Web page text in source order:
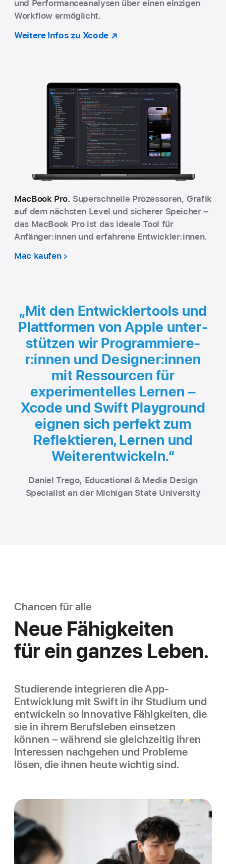
und Perfor­mance­analysen über einen einzigen
Workflow ermöglicht.
Weitere Infos zu Xcode
MacBook Pro. Superschnelle Pro­zessoren, Grafik
auf dem nächsten Level und sicherer Speicher –
das MacBook Pro ist das ideale Tool für
Anfänger:innen und erfahrene Entwickler:innen.
Mac kaufen
„Mit den Entwicklertools und
Plattformen von Apple unter­
stützen wir Programmiere­
r:innen und Designer:innen
mit Ressourcen für
experimentelles Lernen –
Xcode und Swift Playground
eignen sich perfekt zum
Reflektieren, Lernen und
Weiterentwickeln.“
Daniel Trego, Educational & Media Design
Specialist an der Michigan State University
Chancen für alle
Neue Fähigkeiten
für ein ganzes Leben.
Studierende integrieren die App-
Entwicklung mit Swift in ihr Studium und
entwickeln so innova­tive Fähig­keiten, die
sie in ihrem Berufsleben einsetzen
können – während sie gleichzeitig ihren
Interessen nachgehen und Probleme
lösen, die ihnen heute wichtig sind.